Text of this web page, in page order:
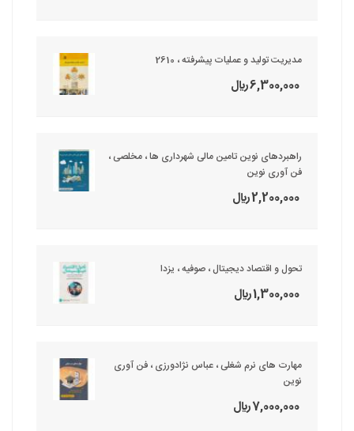
مدیریت تولید و عملیات پیشرفته ، 2610
6,300,000 ريال
راهبردهای نوین تامین مالی شهرداری ها ، مخلصی ،
فن آوری نوین
2,200,000 ريال
تحول و اقتصاد دیجیتال ، صوفیه ، یزدا
1,300,000 ريال
مهارت های نرم شغلی ، عباس نژادورزی ، فن آوری
نوین
7,000,000 ريال